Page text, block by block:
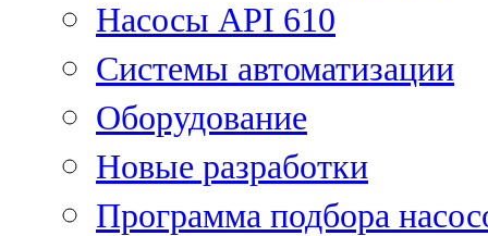
Насосы API 610
Системы автоматизации
Оборудование
Новые разработки
Программа подбора